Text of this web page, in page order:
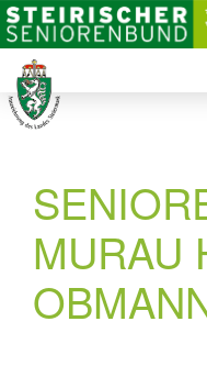
MURAU